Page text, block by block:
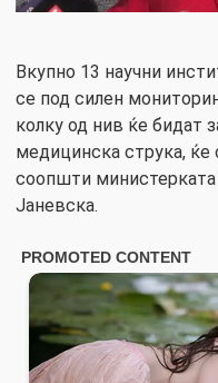
Вкупно 13 научни
се под силен
колку од нив ќе бидат
медицинска струка, ќе
соопшти министерката
Јаневска.